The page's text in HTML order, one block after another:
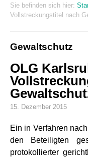
Vollstreckungstitel nach
Gewaltschutz
OLG
15. Dezember 2015
Ein in Verfahren
den Beteiligten
protokollierter